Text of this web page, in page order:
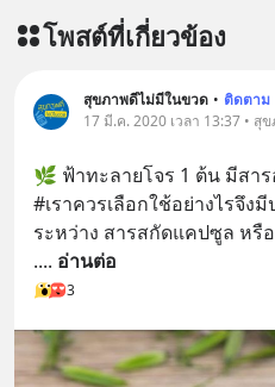
โพสต์ที่เกี่ยวข้อง
สุขภาพดีไม่มีในขวด • ติดตาม
17 มี.ค. 2020 เวลา 13:37 • สุ
🌿 ฟ้าทะลายโจร 1 ต้น มีสา
#เราควรเลือกใช้อย่างไรจึง
ระหว่าง สารสกัดแคปซูล หรื
.... อ่านต่อ
3